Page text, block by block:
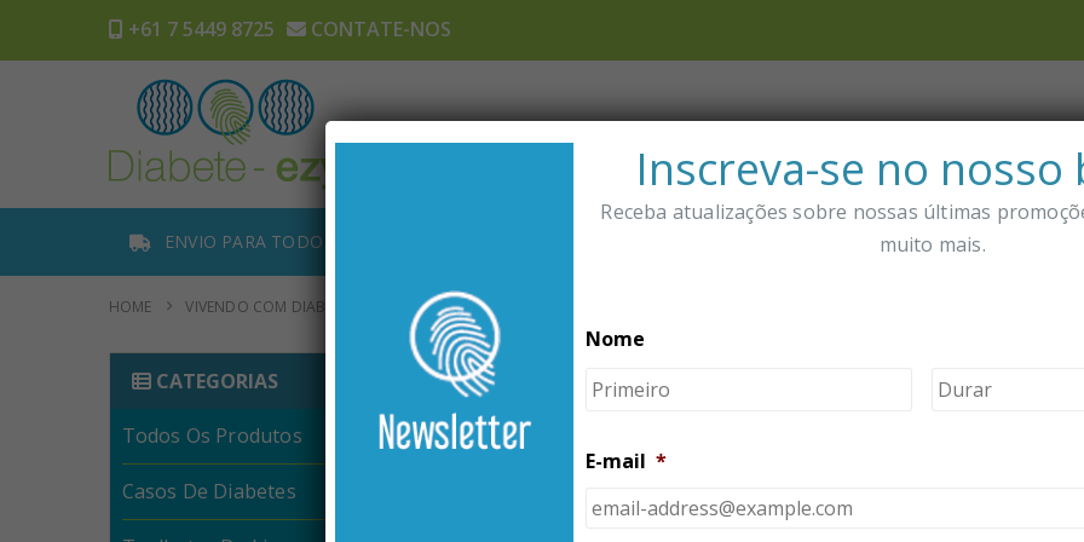
+61 7 5449 8725 CONTATE-NOS
ENVIO PARA TODO O PLANETA
HOME VIVENDO COM DIABETES: DESAFIOS E O PAPEL DOS PRODUTOS PARA DIABETES
CATEGORIAS
Todos Os Produtos
Casos De Diabetes
Inscreva-se no nosso
Receba atualizações sobre nossas últimas
muito mais.
Nome
Primeiro
E-mail *